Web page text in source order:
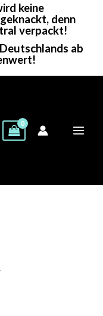
keine
denn
verpackt!
ab